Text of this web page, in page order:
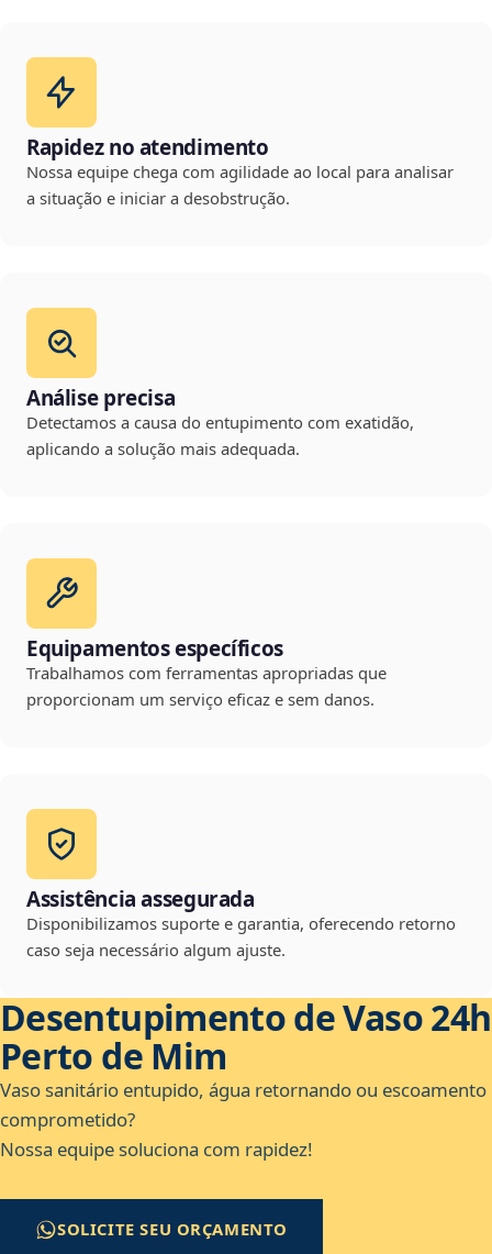
Rapidez no atendimento
Nossa equipe chega com agilidade ao local para analisar
a situação e iniciar a desobstrução.
Análise precisa
Detectamos a causa do entupimento com exatidão,
aplicando a solução mais adequada.
Equipamentos específicos
Trabalhamos com ferramentas apropriadas que
proporcionam um serviço eficaz e sem danos.
Assistência assegurada
Disponibilizamos suporte e garantia, oferecendo retorno
caso seja necessário algum ajuste.
Desentupimento de Vaso 24h
Perto de Mim
Vaso sanitário entupido, água retornando ou escoamento
comprometido?
Nossa equipe soluciona com rapidez!
SOLICITE SEU ORÇAMENTO